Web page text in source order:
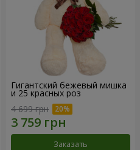
Гигантский бежевый мишка
и 25 красных роз
4 699 грн
Заказать